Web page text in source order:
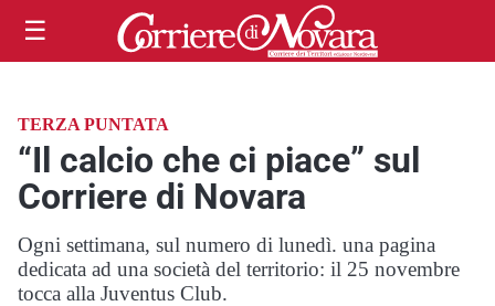
☰
TERZA PUNTATA
“Il calcio che ci piace” sul
Corriere di Novara
Ogni settimana, sul numero di lunedì. una pagina
dedicata ad una società del territorio: il 25 novembre
tocca alla Juventus Club.